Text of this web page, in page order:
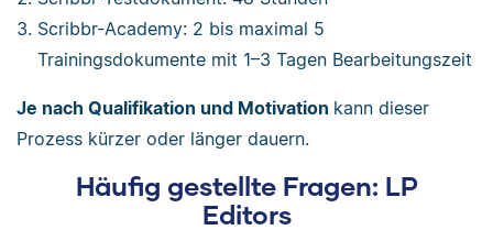
Scribbr-Academy: 2 bis maximal 5
Trainingsdokumente mit 1–3 Tagen Bearbeitungszeit
Je nach Qualifikation und Motivation kann dieser
Prozess kürzer oder länger dauern.
Häufig gestellte Fragen: LP
Editors